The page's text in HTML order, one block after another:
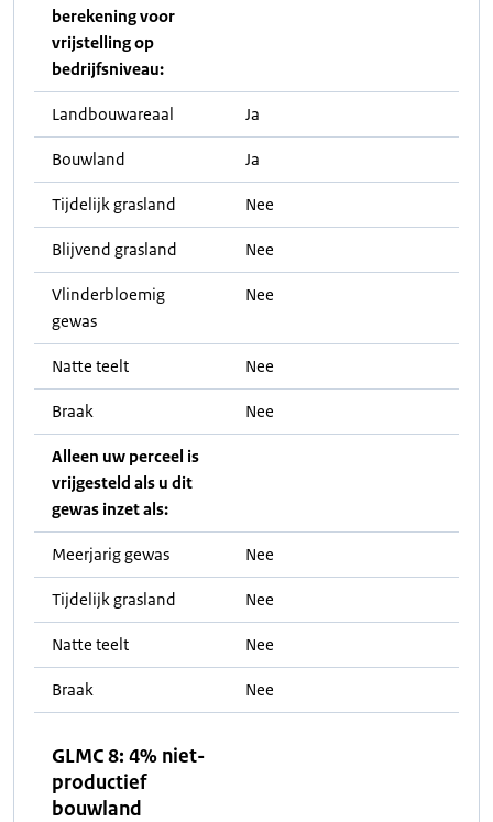
berekening voor
vrijstelling op
bedrijfsniveau:
Landbouwareaal Ja
Bouwland Ja
Tijdelijk grasland Nee
Blijvend grasland Nee
Vlinderbloemig
gewas
Nee
Natte teelt Nee
Braak Nee
Alleen uw perceel is
vrijgesteld als u dit
gewas inzet als:
Meerjarig gewas Nee
Tijdelijk grasland Nee
Natte teelt Nee
Braak Nee
GLMC 8: 4% niet-
productief
bouwland